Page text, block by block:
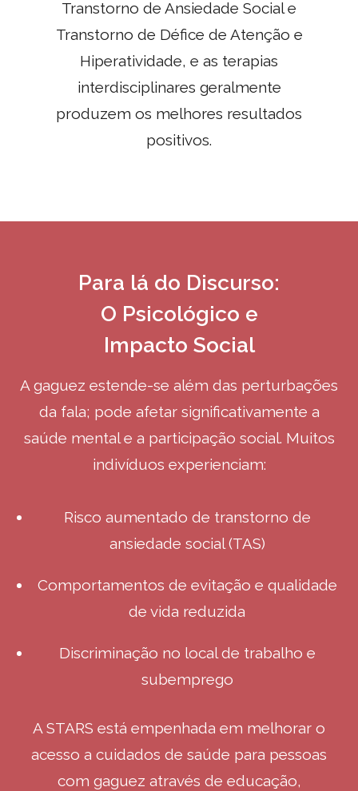
Transtorno de Ansiedade Social e
Transtorno de Défice de Atenção e
Hiperatividade, e as terapias
interdisciplinares geralmente
produzem os melhores resultados
positivos.
Para lá do Discurso:
O Psicológico e
Impacto Social
A gaguez estende-se além das perturbações
da fala; pode afetar significativamente a
saúde mental e a participação social. Muitos
indivíduos experienciam:
Risco aumentado de transtorno de
ansiedade social (TAS)
Comportamentos de evitação e qualidade
de vida reduzida
Discriminação no local de trabalho e
subemprego
A STARS está empenhada em melhorar o
acesso a cuidados de saúde para pessoas
com gaguez através de educação,